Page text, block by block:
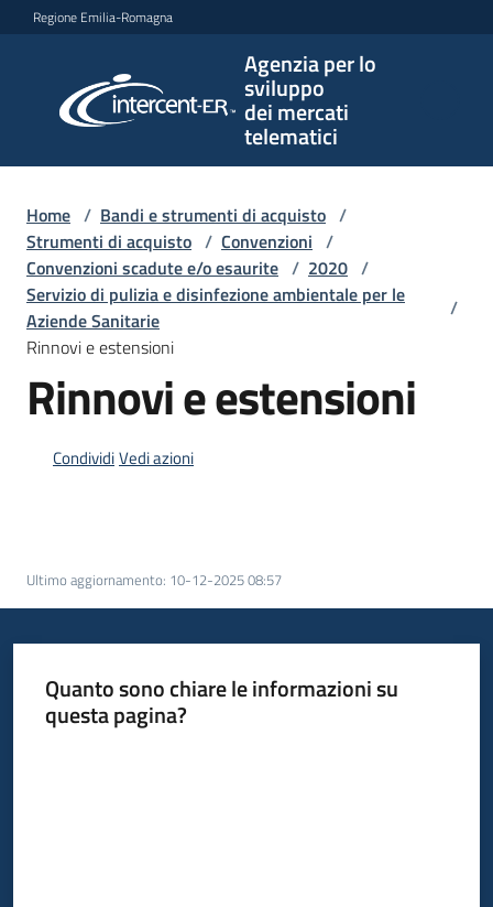
Vai al contenuto
Vai alla navigazione
Vai al footer
Regione Emilia-Romagna
Agenzia per lo
sviluppo
dei mercati
telematici
per lo
sviluppo
telematici
L'Agenzia
Bandi
strumenti
Supporto
Piattaforme
telematiche
Home / Bandi e strumenti di acquisto /
Strumenti di acquisto / Convenzioni /
Convenzioni scadute e/o esaurite / 2020 /
Servizio di pulizia e disinfezione ambientale per le
Aziende Sanitarie
/
Rinnovi e estensioni
Rinnovi e estensioni
CondividiVedi azioni
Ultimo aggiornamento: 10-12-2025 08:57
Quanto sono chiare le informazioni su
questa pagina?